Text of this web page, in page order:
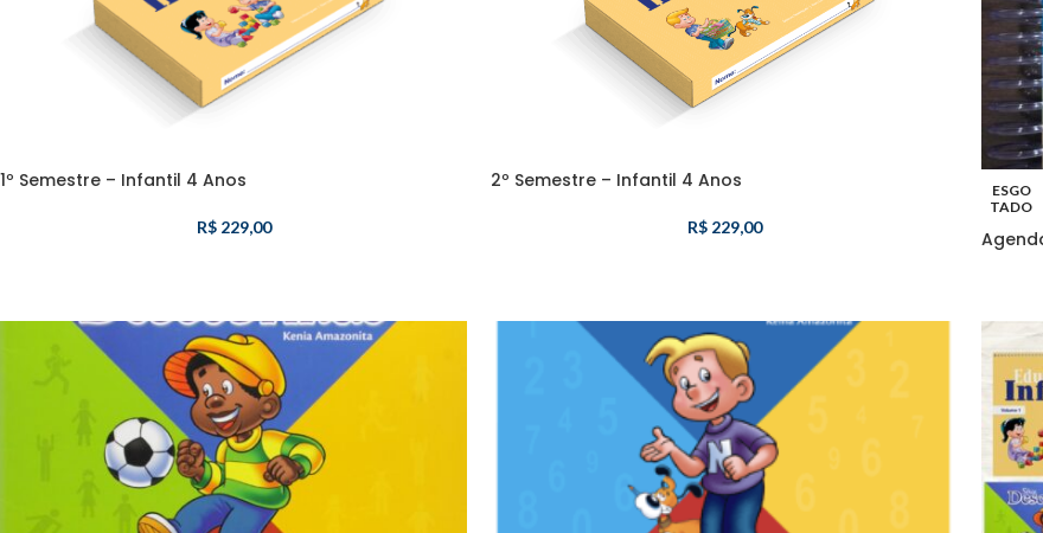
1º Semestre – Infantil 4 Anos
R$229,00
2º Semestre – Infantil 4 Anos
R$229,00
ESGO
TADO